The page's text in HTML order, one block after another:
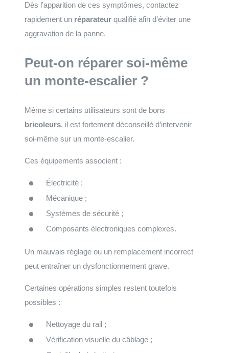
Dès l’apparition de ces symptômes, contactez
rapidement un réparateur qualifié afin d’éviter une
aggravation de la panne.
Peut-on réparer soi-même
un monte-escalier ?
Même si certains utilisateurs sont de bons
bricoleurs, il est fortement déconseillé d’intervenir
soi-même sur un monte-escalier.
Ces équipements associent :
Électricité ;
Mécanique ;
Systèmes de sécurité ;
Composants électroniques complexes.
Un mauvais réglage ou un remplacement incorrect
peut entraîner un dysfonctionnement grave.
Certaines opérations simples restent toutefois
possibles :
Nettoyage du rail ;
Vérification visuelle du câblage ;